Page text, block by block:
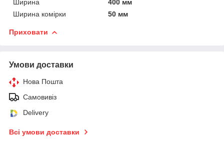
Ширина
400 мм
Ширина комірки
50 мм
Приховати
Умови доставки
Нова Пошта
Самовивіз
Delivery
Всі умови доставки